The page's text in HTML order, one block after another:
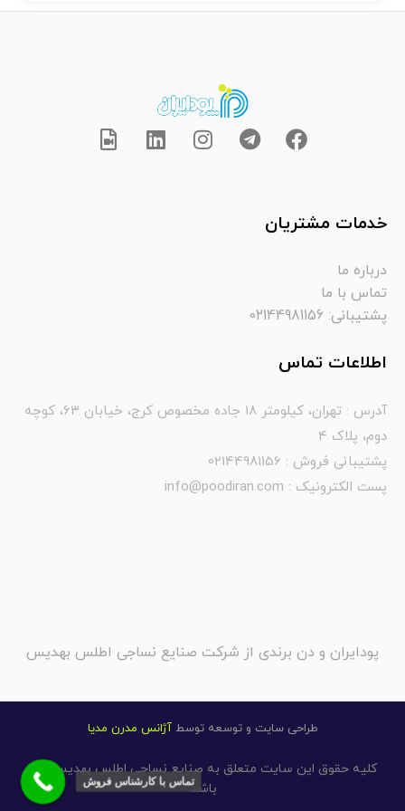
خدمات مشتریان
درباره ما
تماس با ما
پشتیبانی: 02144981156
اطلاعات تماس
آدرس : تهران، کیلومتر ۱۸ جاده مخصوص کرج، خیابان ۶۳، کوچه
دوم، پلاک ۴
پشتیبانی فروش : 02144981156
پست الکترونیک : info@poodiran.com
پودایران و دن برندی از شرکت صنایع نساجی اطلس بهدیس
طراحی سایت و توسعه توسط آژانس مدرن مدیا
کلیه حقوق این سایت متعلق به صنایع نساجی اطلس بهدیس
می
باشد.تماس با کارشناس فروش